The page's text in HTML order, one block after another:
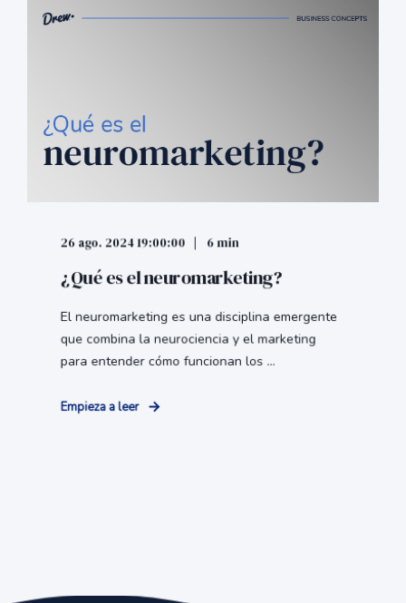
26 ago. 2024 19:00:00 6 min
¿Qué es el neuromarketing?
El neuromarketing es una disciplina emergente
que combina la neurociencia y el marketing
para entender cómo funcionan los ...
Empieza a leer